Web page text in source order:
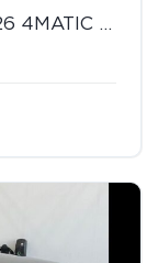
Mercedes-Benz GLC 300de 2026 4MATIC Coupé AMG Line Night Pack